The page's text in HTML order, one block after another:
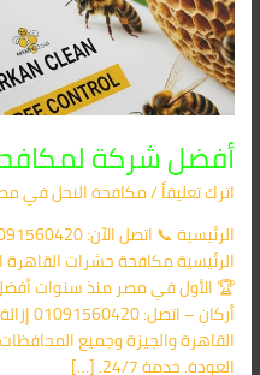
أفضل شركة
اترك تعليقاً/مكافحة النحل في
🏆 الأول في مصر منذ سنوات
أركان
القاهرة والجيزة وجميع
العودة. خدمة 24/7. […]